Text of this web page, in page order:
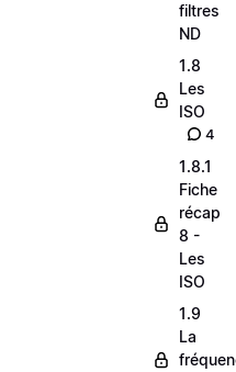
filtres
ND
1.8
Les
ISO
4
1.8.1
Fiche
récap
8 -
Les
ISO
1.9
La